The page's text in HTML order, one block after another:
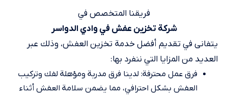
فريقنا المتخصص في
شركة تخزين عفش في وادي الدواسر
يتفانى في تقديم أفضل خدمة تخزين العفش، وذلك عبر
العديد من المزايا التي ننفرد بها:
فرق عمل محترفة: لدينا فرق مدربة ومؤهلة لفك وتركيب
العفش بشكل احترافي، مما يضمن سلامة العفش أثناء